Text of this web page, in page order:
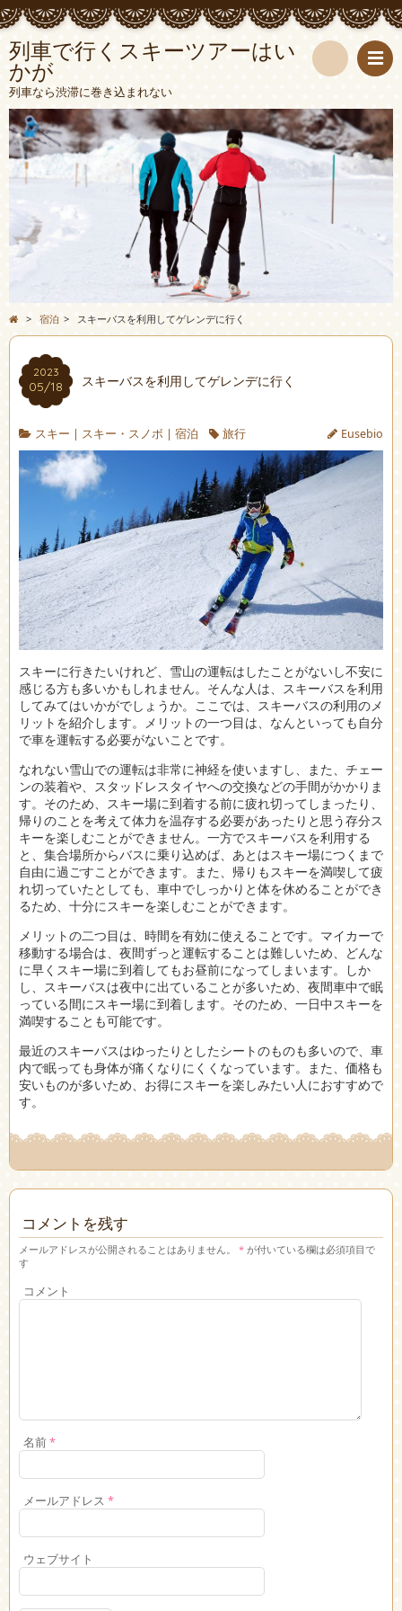
列車で行くスキーツアーはい
かが
列車なら渋滞に巻き込まれない
索
> 宿泊 > スキーバスを利用してゲレンデに行く
2023
05/18 スキーバスを利用してゲレンデに行く
スキー | スキー・スノボ | 宿泊 旅行 Eusebio
スキーに行きたいけれど、雪山の運転はしたことがないし不安に
感じる方も多いかもしれません。 そんな人は、スキーバスを利用
してみてはいかがでしょうか。ここでは、スキーバスの利用のメ
リットを紹介します。メリットの一つ目は、なんといっても自分
で車を運転する必要がないことです。
なれない雪山での運転は非常に神経を使いますし、また、チェー
ンの装着や、スタッドレスタイヤへの交換などの手間がかかりま
す。そのため、スキー場に到着する前に疲れ切ってしまったり、
帰りのことを考えて体力を温存する必要があったりと思う存分ス
キーを楽しむことができません。一方でスキーバスを利用する
と、集合場所からバスに乗り込めば、あとはスキー場につくまで
自由に過ごすことができます。また、帰りもスキーを満喫して疲
れ切っていたとしても、車中でしっかりと体を休めることができ
るため、十分にスキーを楽しむことができます。
メリットの二つ目は、時間を有効に使えることです。マイカーで
移動する場合は、夜間ずっと運転することは難しいため、どんな
に早くスキー場に到着してもお昼前になってしまいます。しか
し、スキーバスは夜中に出ていることが多いため、夜間車中で眠
っている間にスキー場に到着します。そのため、一日中スキーを
満喫することも可能です。
最近のスキーバスはゆったりとしたシートのものも多いので、車
内で眠っても身体が痛くなりにくくなっています。また、価格も
安いものが多いため、お得にスキーを楽しみたい人におすすめで
す。
コメントを残す
メールアドレスが公開されることはありません。 * が付いている欄は必須項目で
す
コメント
名前*
メールアドレス *
ウェブサイト